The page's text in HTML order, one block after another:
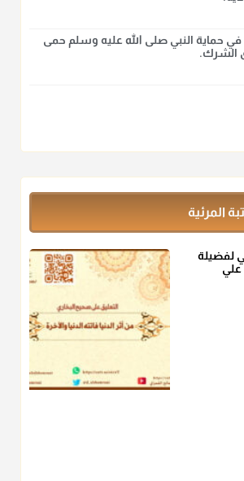
بعض ما رأى العلماء ببصائرهم: "والرافضة ليس
الإسلام و نقض عراه...فأيامهم في الإسلام
الشمراني
ولا مبسوطتين أربع مرات من الرز أو البر
، فإلم يعلم إلا بعد ذلك لم تجزه لقولهﷺ:
ما جاء في حماية النبي صلى الله عليه وسلم حمى
الشرك.
المرئية
لفضيلة
علي